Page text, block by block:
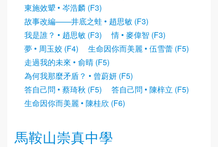
東施效顰 • 岑浩麟 (F3)
故事改編——井底之蛙 • 趙思敏 (F3)
我是誰？ • 趙思敏 (F3)
情 • 麥偉智 (F3)
夢 • 周玉姣 (F4)
生命因你而美麗 • 伍雪蕾 (F5)
走過我的未來 • 俞晴 (F5)
為何我那麼矛盾？ • 曾蔚妍 (F5)
答自己問 • 蔡琦秋 (F5)
答自己問 • 陳梓立 (F5)
生命因你而美麗 • 陳桂欣 (F6)
馬鞍山崇真中學